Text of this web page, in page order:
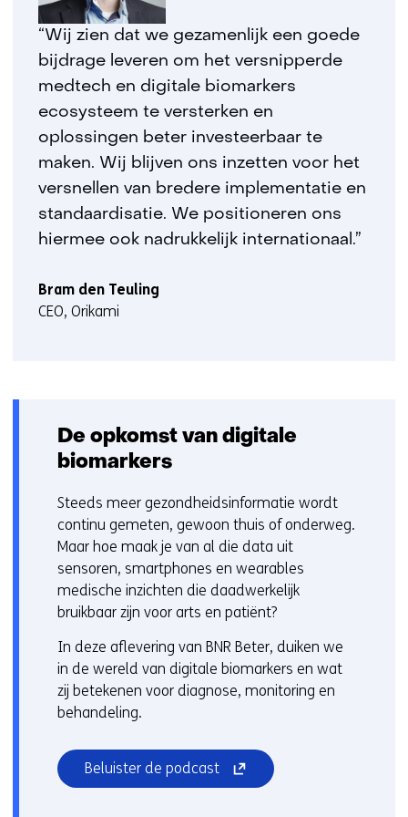
“Wij zien dat we gezamenlijk een goede
bijdrage leveren om het versnipperde
medtech en digitale biomarkers
ecosysteem te versterken en
oplossingen beter investeerbaar te
maken. Wij blijven ons inzetten voor het
versnellen van bredere implementatie en
standaardisatie. We positioneren ons
hiermee ook nadrukkelijk internationaal.”
Bram den Teuling
CEO, Orikami
De opkomst van digitale
biomarkers
Steeds meer gezondheidsinformatie wordt
continu gemeten, gewoon thuis of onderweg.
Maar hoe maak je van al die data uit
sensoren, smartphones en wearables
medische inzichten die daadwerkelijk
bruikbaar zijn voor arts en patiënt?
In deze aflevering van BNR Beter, duiken we
in de wereld van digitale biomarkers en wat
zij betekenen voor diagnose, monitoring en
behandeling.
Beluister de podcast(opent
in